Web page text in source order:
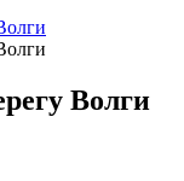
Волги